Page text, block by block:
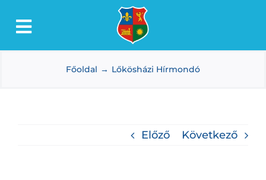
Toggle
Lőkösháza
Intézmények
Főoldal Lőkösházi Hírmondó
Előző Következő